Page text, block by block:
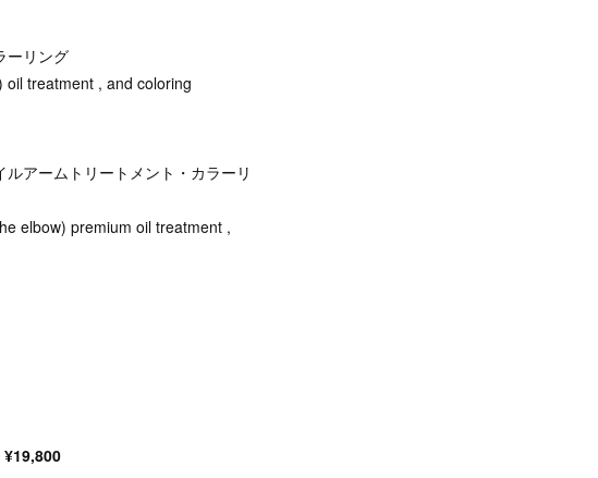
ーリング
treatment , and coloring
アームトリートメント・カラーリ
elbow) premium oil treatment ,